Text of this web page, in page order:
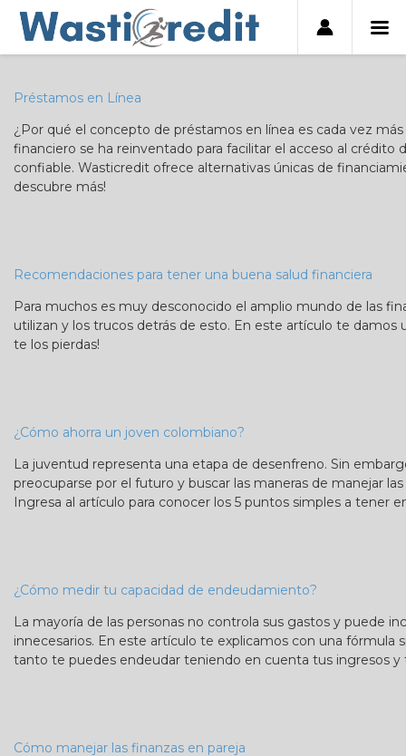
Préstamos en Línea
¿Por qué el concepto de préstamos en línea es cada vez
financiero se ha reinventado para facilitar el acceso al crédito
confiable. Wasticredit ofrece alternativas únicas de
descubre más!
Recomendaciones para tener una buena salud financiera
Para muchos es muy desconocido el amplio mundo de las
utilizan y los trucos detrás de esto. En este artículo te damos
te los pierdas!
¿Cómo ahorra un joven colombiano?
La juventud representa una etapa de desenfreno. Sin
preocuparse por el futuro y buscar las maneras de manejar
Ingresa al artículo para conocer los 5 puntos simples a tener
¿Cómo medir tu capacidad de endeudamiento?
La mayoría de las personas no controla sus gastos y puede
innecesarios. En este artículo te explicamos con una fórmula
tanto te puedes endeudar teniendo en cuenta tus ingresos y
Cómo manejar las finanzas en pareja